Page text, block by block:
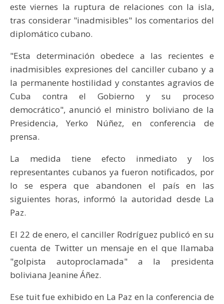
este viernes la ruptura de relaciones con la isla,
tras considerar "inadmisibles" los comentarios del
diplomático cubano.
"Esta determinación obedece a las recientes e
inadmisibles expresiones del canciller cubano y a
la permanente hostilidad y constantes agravios de
Cuba contra el Gobierno y su proceso
democrático", anunció el ministro boliviano de la
Presidencia, Yerko Núñez, en conferencia de
prensa.
La medida tiene efecto inmediato y los
representantes cubanos ya fueron notificados, por
lo se espera que abandonen el país en las
siguientes horas, informó la autoridad desde La
Paz.
El 22 de enero, el canciller Rodríguez publicó en su
cuenta de Twitter un mensaje en el que llamaba
"golpista autoproclamada" a la presidenta
boliviana Jeanine Áñez.
Ese tuit fue exhibido en La Paz en la conferencia de